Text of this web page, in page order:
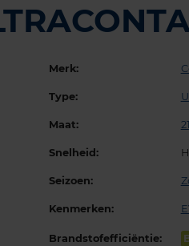
Merk:
Type:
Maat:
Snelheid:
Seizoen:
Kenmerken:
Brandstofefficiëntie: